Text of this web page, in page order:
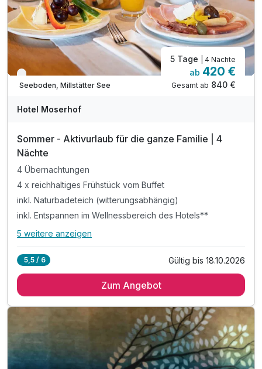
inkl. Parkplatz direkt vor dem Hotel
Nur noch bis Oktober
Seeboden, Millstätter See
5 Tage | 4 Nächte
ab 420 €
Gesamt ab 840 €
Hotel Moserhof
Sommer - Aktivurlaub für die ganze Familie | 4
Nächte
4 Übernachtungen
4 x reichhaltiges Frühstück vom Buffet
inkl. Naturbadeteich (witterungsabhängig)
inkl. Entspannen im Wellnessbereich des Hotels**
Alle Inklusivleistungen
4 x reichhaltiges Frühstück vom Buffet
inkl. Entspannen im Wellnessbereich des Hotels**
inkl. Heublumen-Sanarium, Zirben-Sauna & Terrasse
inkl. Kamillen-Soledampfbad & Infrarotkabine
inkl. Relax-Zentrum mit Hallenbad & Fitnessraum
5 weitere anzeigen
5,5 / 6 Gültig bis 18.10.2026
Zum Angebot